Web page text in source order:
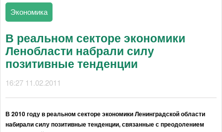
Экономика
В реальном секторе экономики
Ленобласти набрали силу
позитивные тенденции
16:27 11.02.2011
В 2010 году в реальном секторе экономики Ленинградской области
набирали силу позитивные тенденции, связанные с преодолением